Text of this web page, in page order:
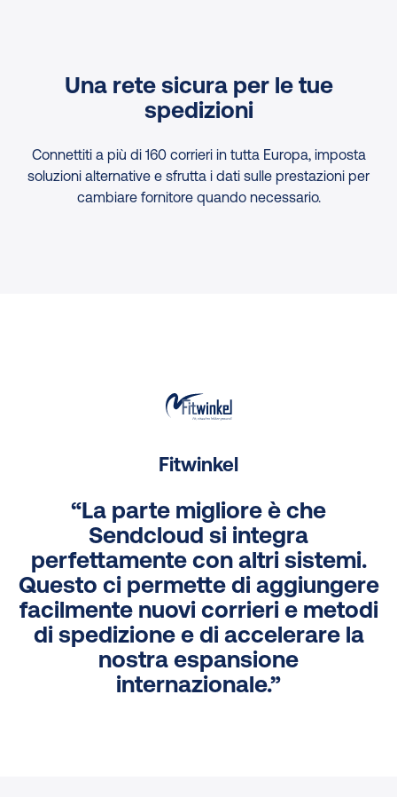
Una rete sicura per le tue
spedizioni
Connettiti a più di 160 corrieri in tutta Europa, imposta
soluzioni alternative e sfrutta i dati sulle prestazioni per
cambiare fornitore quando necessario.
Fitwinkel
“La parte migliore è che
Sendcloud si integra
perfettamente con altri sistemi.
Questo ci permette di aggiungere
facilmente nuovi corrieri e metodi
di spedizione e di accelerare la
nostra espansione
internazionale.”